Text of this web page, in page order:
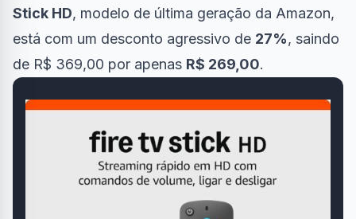
Stick HD, modelo de última geração da Amazon,
está com um desconto agressivo de 27%, saindo
de R$ 369,00 por apenas R$ 269,00.